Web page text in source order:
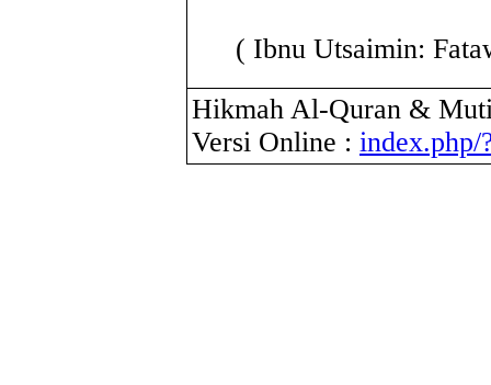
( Ibnu Utsaimin:
Hikmah Al-Quran &
Versi Online :